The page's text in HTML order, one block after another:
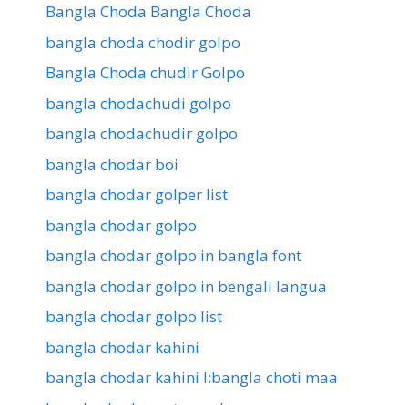
Bangla Choda Bangla Choda
bangla choda chodir golpo
Bangla Choda chudir Golpo
bangla chodachudi golpo
bangla chodachudir golpo
bangla chodar boi
bangla chodar golper list
bangla chodar golpo
bangla chodar golpo in bangla font
bangla chodar golpo in bengali langua
bangla chodar golpo list
bangla chodar kahini
bangla chodar kahini l:bangla choti maa